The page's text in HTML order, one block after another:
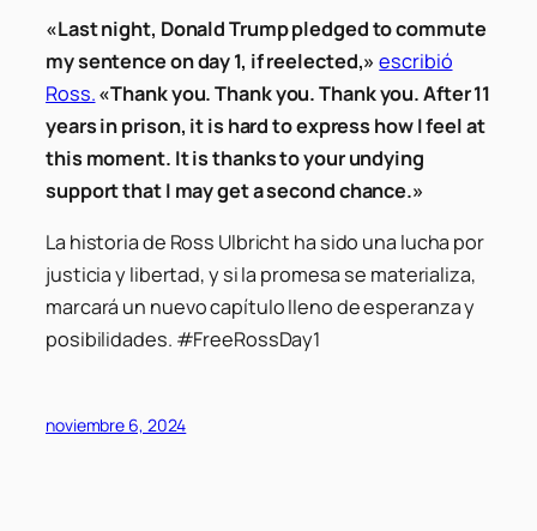
«Last night, Donald Trump pledged to commute
my sentence on day 1, if reelected,» escribió
Ross.«Thank you. Thank you. Thank you. After 11
years in prison, it is hard to express how I feel at
this moment. It is thanks to your undying
support that I may get a second chance.»
La historia de Ross Ulbricht ha sido una lucha por
justicia y libertad, y si la promesa se materializa,
marcará un nuevo capítulo lleno de esperanza y
posibilidades. #FreeRossDay1
noviembre 6, 2024